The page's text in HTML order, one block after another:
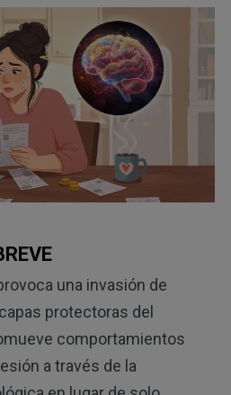
una invasión de
protectoras del
comportamientos
a través de la